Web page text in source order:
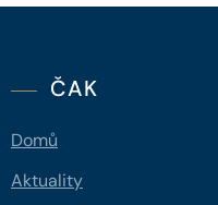
ČAK
Domů
Aktuality